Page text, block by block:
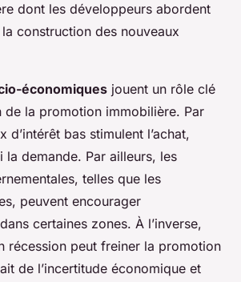
dont les développeurs abordent
construction des nouveaux
économiques jouent un rôle clé
de la promotion immobilière. Par
d’intérêt bas stimulent l’achat,
la demande. Par ailleurs, les
telles que les
peuvent encourager
certaines zones. À l’inverse,
récession peut freiner la promotion
de l’incertitude économique et